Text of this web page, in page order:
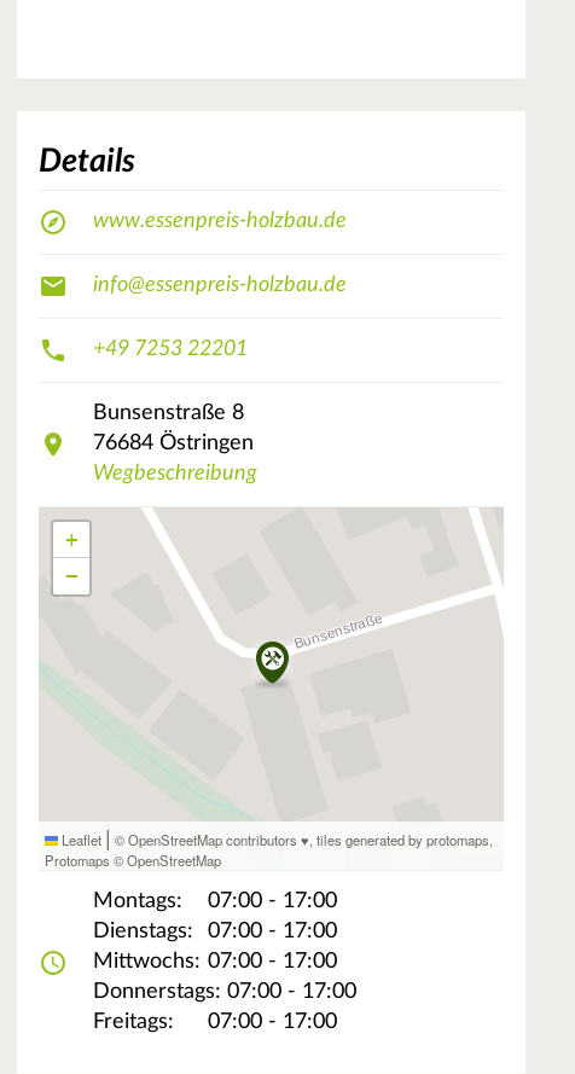
Details
www.essenpreis-holzbau.de
info@essenpreis-holzbau.de
+49 7253 22201
Bunsenstraße 8
76684 Östringen
Wegbeschreibung
+
−
Leaflet | © OpenStreetMap contributors ♥,tiles generated by protomaps,
Protomaps ©OpenStreetMap
Montags:
07:00 - 17:00
Dienstags:
07:00 - 17:00
Mittwochs: 07:00 - 17:00
Donnerstags: 07:00 - 17:00
Freitags:
07:00 - 17:00